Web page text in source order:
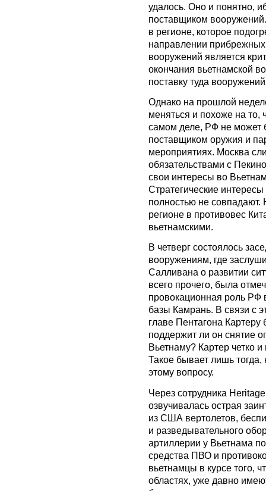
удалось. Оно и понятно,
поставщиком
в регионе, которое
направлении
вооружений является
окончания вьетнамской
поставку туда
Однако на прошлой
меняться и похоже на то,
самом деле, РФ не может
поставщиком оружия и
мероприятиях. Москва
обязательствами с
свои интересы во
Стратегические
полностью не
регионе в противовес
вьетнамскими.
В четверг состоялось
вооружениям, где
Салливана о развитии
всего прочего, была
провокационная роль РФ
базы Камрань. В связи с
главе Пентагона
поддержит ли он снятие
Вьетнаму? Картер четко
Такое бывает лишь
этому вопросу.
Через сотрудника
озвучивалась острая
из США вертолетов,
и разведывательного
артиллерии у Вьетнама
средства ПВО и
вьетнамцы в курсе того,
областях, уже давно